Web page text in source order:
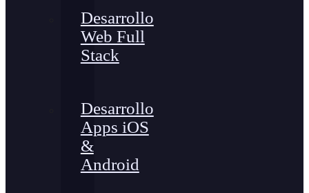
Desarrollo
Web Full
Stack
Desarrollo
Apps iOS
&
Android